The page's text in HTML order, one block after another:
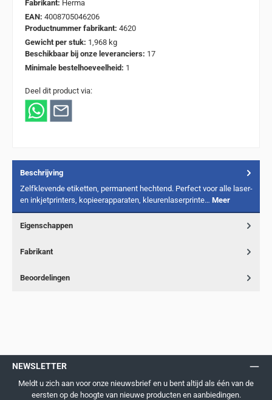
Fabrikant: Herma
EAN: 4008705046206
Productnummer fabrikant: 4620
Gewicht per stuk: 1,968 kg
Beschikbaar bij onze leveranciers: 17
Minimale bestelhoeveelheid: 1
Deel dit product via:
Beschrijving
Zelfklevende etiketten, permanent hechtend. Perfect voor alle laser-
en inkjetprinters, kopieerapparaten, kleurenlaserprinte… Meer
Eigenschappen
Fabrikant
Beoordelingen
NEWSLETTER
Meldt u zich aan voor onze nieuwsbrief en u bent altijd als één van de
eersten op de hoogte van nieuwe producten en aanbiedingen.